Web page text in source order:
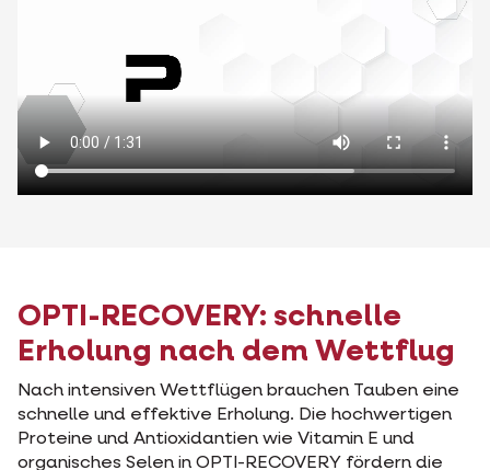
OPTI-RECOVERY: schnelle
Erholung nach dem Wettflug
Nach intensiven Wettflügen brauchen Tauben eine
schnelle und effektive Erholung. Die hochwertigen
Proteine und Antioxidantien wie Vitamin E und
organisches Selen in OPTI-RECOVERY fördern die